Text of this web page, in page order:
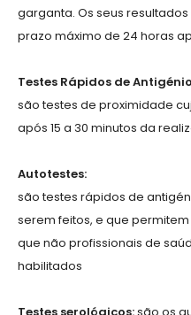
garganta. Os seus
prazo máximo de 24 horas
Testes Rápidos de
são testes de proximidade
após 15 a 30 minutos da
Autotestes:
são testes rápidos de
serem feitos, e que
que não profissionais de
habilitados